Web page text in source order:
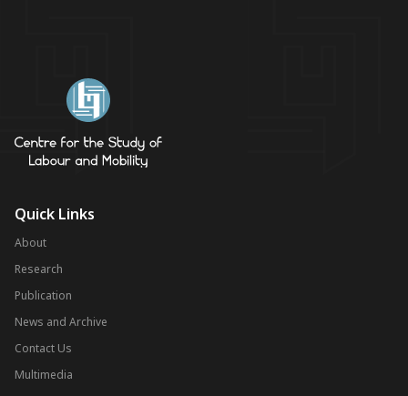
Quick Links
About
Research
Publication
News and Archive
Contact Us
Multimedia